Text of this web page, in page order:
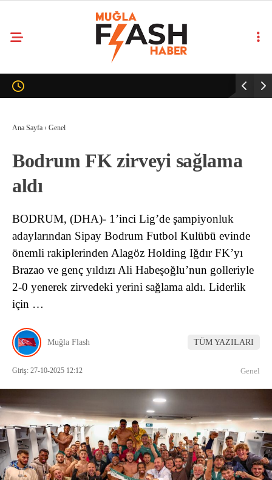
Ana Sayfa › Genel
Bodrum FK zirveyi sağlama
aldı
BODRUM, (DHA)- 1’inci Lig’de şampiyonluk
adaylarından Sipay Bodrum Futbol Kulübü evinde
önemli rakiplerinden Alagöz Holding Iğdır FK’yı
Brazao ve genç yıldızı Ali Habeşoğlu’nun golleriyle
2-0 yenerek zirvedeki yerini sağlama aldı. Liderlik
için …
Muğla Flash TÜM YAZILARI
Giriş: 27-10-2025 12:12 Genel